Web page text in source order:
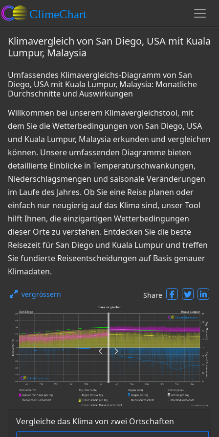
Klimavergleich von San Diego, USA mit Kuala
Lumpur, Malaysia
Umfassendes Klimavergleichs-Diagramm von San
Diego, USA mit Kuala Lumpur, Malaysia: Monatliche
Durchschnitte und Auswirkungen
Willkommen bei unserem Klimavergleichstool, mit
dem Sie die Wetterbedingungen von San Diego, USA
und Kuala Lumpur, Malaysia erkunden und vergleichen
können. Unsere umfassenden Diagramme bieten
detaillierte Einblicke in Temperaturschwankungen,
Niederschlagsmengen und saisonale Veränderungen
im Laufe des Jahres. Ob Sie eine Reise planen oder
einfach nur neugierig auf das Klima sind, unser Tool
hilft Ihnen, die einzigartigen Wetterbedingungen
dieser Orte zu verstehen. Entdecken Sie die beste
Reisezeit für San Diego und Kuala Lumpur und treffen
Sie fundierte Reiseentscheidungen auf Basis genauer
Klimadaten.
vergrössern Share
Vergleiche das Klima von zwei Ortschaften